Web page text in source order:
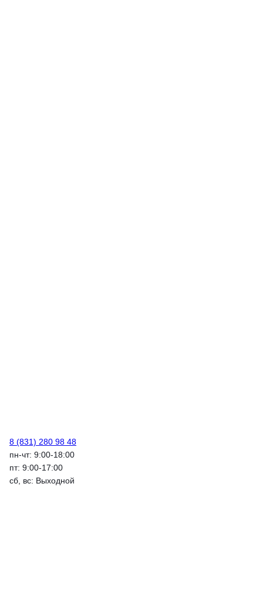
8 (831) 280 98 48
пн-чт: 9:00-18:00
пт: 9:00-17:00
сб, вс: Выходной